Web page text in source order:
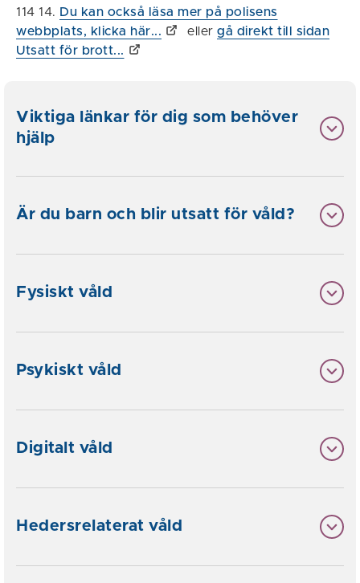
114 14. Du kan också läsa mer på polisens
webbplats, klicka här...
eller gå direkt till sidan
Utsatt för brott...
Viktiga länkar för dig som behöver
hjälp
Är du barn och blir utsatt för våld?
Fysiskt våld
Psykiskt våld
Digitalt våld
Hedersrelaterat våld